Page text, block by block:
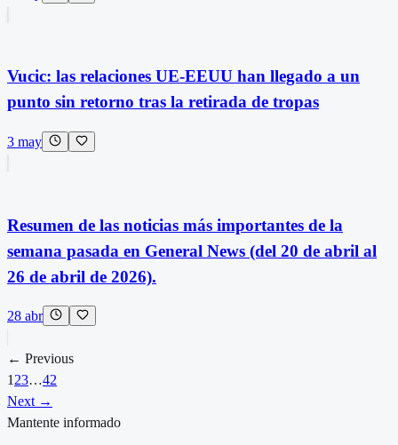
Vucic: las relaciones UE-EEUU han llegado a un
punto sin retorno tras la retirada de tropas
3 may
Resumen de las noticias más importantes de la
semana pasada en General News (del 20 de abril al
26 de abril de 2026).
28 abr
← Previous
1 23…42
Next →
Mantente informado